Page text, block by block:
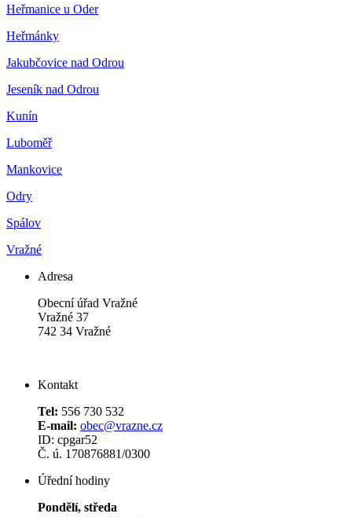
Heřmanice u Oder
Heřmánky
Jakubčovice nad Odrou
Jeseník nad Odrou
Kunín
Luboměř
Mankovice
Odry
Spálov
Vražné
Adresa
Obecní úřad Vražné
Vražné 37
742 34 Vražné
Kontakt
Tel: 556 730 532
E-mail: obec@vrazne.cz
ID: cpgar52
Č. ú. 170876881/0300
Úřední hodiny
Pondělí, středa